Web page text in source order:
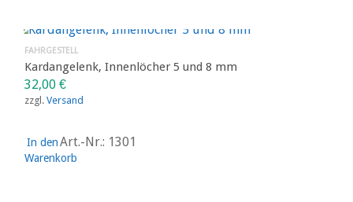
32,00€
zzgl.Versand
In den
Warenkorb
Art.-Nr.: 1123
FAHRGESTELL